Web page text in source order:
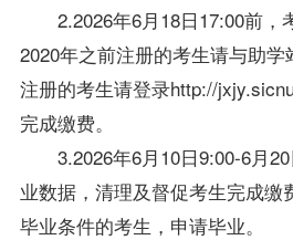
2.2026年6月18日17:00前，
2020年之前注册的考生请与助
注册的考生请登录http://
完成缴费。
3.2026年6月10日9:00-6月
业数据，清理及督促考生完成缴
毕业条件的考生，申请毕业。